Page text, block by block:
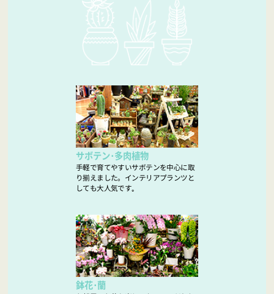
サボテン･多肉植物
手軽で育てやすいサボテンを中心に取
り揃えました。インテリアプランツと
しても大人気です｡
鉢花･蘭